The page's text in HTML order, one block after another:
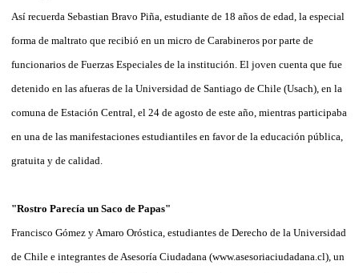
Así recuerda Sebastian Bravo Piña, estudiante de 18 años de edad, la especial
forma de maltrato que recibió en un micro de Carabineros por parte de
funcionarios de Fuerzas Especiales de la institución. El joven cuenta que fue
detenido en las afueras de la Universidad de Santiago de Chile (Usach), en la
comuna de Estación Central, el 24 de agosto de este año, mientras participaba
en una de las manifestaciones estudiantiles en favor de la educación pública,
gratuita y de calidad.
"Rostro Parecía un Saco de Papas"
Francisco Gómez y Amaro Oróstica, estudiantes de Derecho de la Universidad
de Chile e integrantes de Asesoría Ciudadana (www.asesoriaciudadana.cl), un